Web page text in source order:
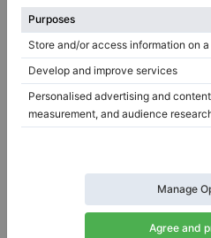
Klavierhändler/
Pianohaus Kemp
Osnabrück/
Besuchen Sie das